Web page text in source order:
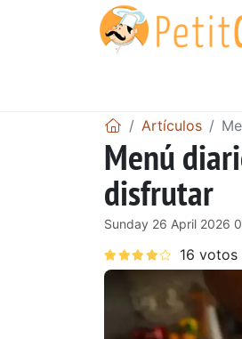
Artículos
Menú
disfrutar
Sunday 26 April 2026